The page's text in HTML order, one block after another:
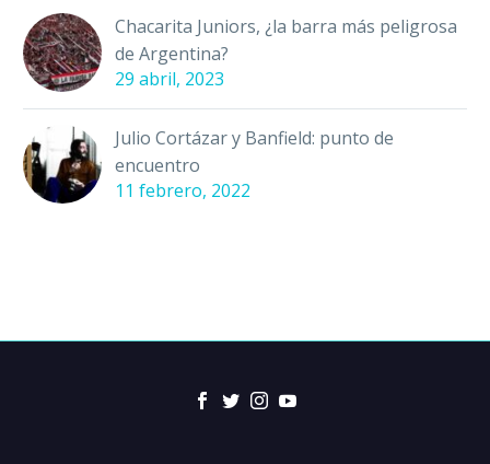
Chacarita Juniors, ¿la barra más peligrosa
de Argentina?
29 abril, 2023
Julio Cortázar y Banfield: punto de
encuentro
11 febrero, 2022